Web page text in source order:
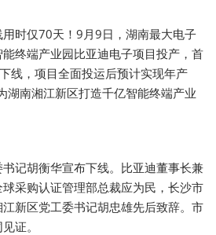
时仅70天！9月9日，湖南最大电子
终端产业园比亚迪电子项目投产，首
线，项目全面投运后预计实现年产
湖南湘江新区打造千亿智能终端产业
记胡衡华宣布下线。比亚迪董事长兼
采购认证管理部总裁应为民，长沙市
新区党工委书记胡忠雄先后致辞。市
证。